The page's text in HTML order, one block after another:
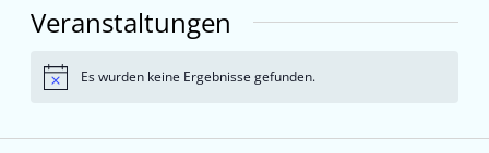
Veranstaltungen
HinweisEs wurden keine Ergebnisse gefunden.